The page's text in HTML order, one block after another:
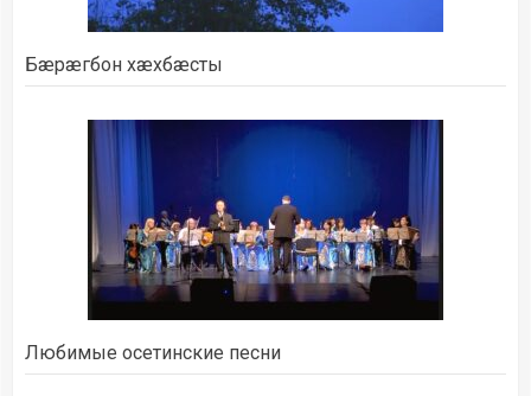
Бæрæгбон хæхбæсты
Любимые осетинские песни